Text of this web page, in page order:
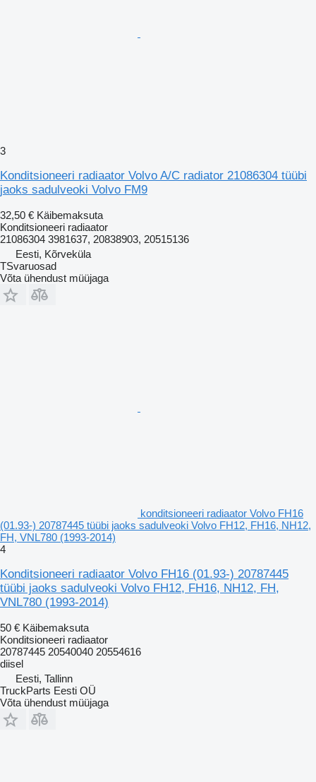
3
Konditsioneeri radiaator Volvo A/C radiator 21086304 tüübi
jaoks sadulveoki Volvo FM9
32,50 € Käibemaksuta
Konditsioneeri radiaator
21086304 3981637, 20838903, 20515136
Eesti, Kõrveküla
TSvaruosad
Võta ühendust müüjaga
konditsioneeri radiaator Volvo FH16
(01.93-) 20787445 tüübi jaoks sadulveoki Volvo FH12, FH16, NH12,
FH, VNL780 (1993-2014)
4
Konditsioneeri radiaator Volvo FH16 (01.93-) 20787445
tüübi jaoks sadulveoki Volvo FH12, FH16, NH12, FH,
VNL780 (1993-2014)
50 € Käibemaksuta
Konditsioneeri radiaator
20787445 20540040 20554616
diisel
Eesti, Tallinn
TruckParts Eesti OÜ
Võta ühendust müüjaga